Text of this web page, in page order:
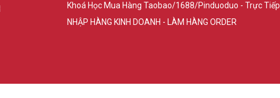
Khoá Học Mua Hàng Taobao/1688/Pinduoduo - Trực Tiếp
NHẬP HÀNG KINH DOANH - LÀM HÀNG ORDER